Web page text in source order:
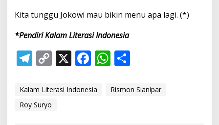
Kita tunggu Jokowi mau bikin menu apa lagi. (*)
*Pendiri Kalam Literasi Indonesia
T
e
gr
C
p
X F
e
W
at ar
Kalam Literasi Indonesia
Rismon Sianipar
Roy Suryo